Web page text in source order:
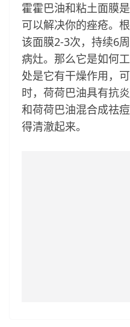
霍霍巴油和粘土面膜
可以解决你的痤疮。
该面膜2-3次，持续6
病灶。那么它是如何
处是它有干燥作用，
时，荷荷巴油具有抗
和荷荷巴油混合成祛
得清澈起来。